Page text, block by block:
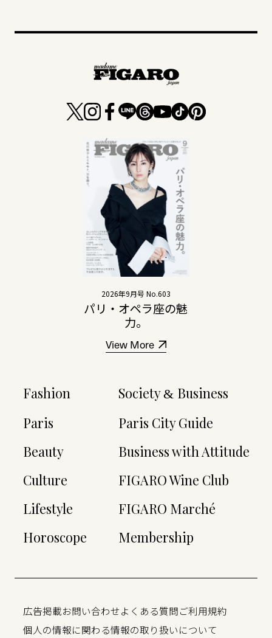
2026年9月号 No.603
パリ・オペラ座の魅
力。
View More
Fashion
Paris
Beauty
Culture
Lifestyle
Horoscope
Society& Business
Paris City Guide
Business with Attitude
FIGARO Wine Club
FIGARO Marché
Membership
広告掲載お問い合わせよくある質問ご利用規約
個人の情報に関わる情報の取り扱いについて